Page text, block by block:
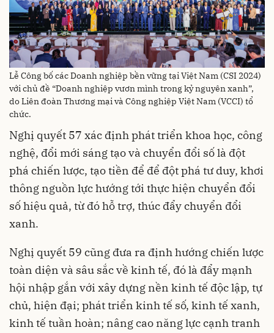
Lễ Công bố các Doanh nghiệp bền vững tại Việt Nam (CSI 2024)
với chủ đề “Doanh nghiệp vươn mình trong kỷ nguyên xanh”,
do Liên đoàn Thương mại và Công nghiệp Việt Nam (VCCI) tổ
chức.
Nghị quyết 57 xác định phát triển khoa học, công
nghệ, đổi mới sáng tạo và chuyển đổi số là đột
phá chiến lược, tạo tiền để để đột phá tư duy, khơi
thông nguồn lực hướng tới thực hiện chuyển đổi
số hiệu quả, từ đó hỗ trợ, thúc đẩy chuyển đổi
xanh.
Nghị quyết 59 cũng đưa ra định hướng chiến lược
toàn diện và sâu sắc về kinh tế, đó là đẩy mạnh
hội nhập gắn với xây dựng nền kinh tế độc lập, tự
chủ, hiện đại; phát triển kinh tế số, kinh tế xanh,
kinh tế tuần hoàn; nâng cao năng lực cạnh tranh